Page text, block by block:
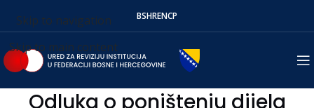
Skip to navigation
Skip to main content
BSHRENСР
Odluka o poništenju dijela